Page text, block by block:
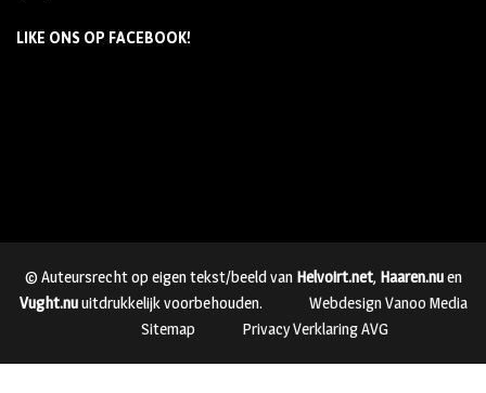
LIKE ONS OP FACEBOOK!
© Auteursrecht op eigen tekst/beeld van Helvoirt.net, Haaren.nuen
Vught.nuuitdrukkelijk voorbehouden.
Webdesign Vanoo Media
Sitemap
Privacy Verklaring AVG